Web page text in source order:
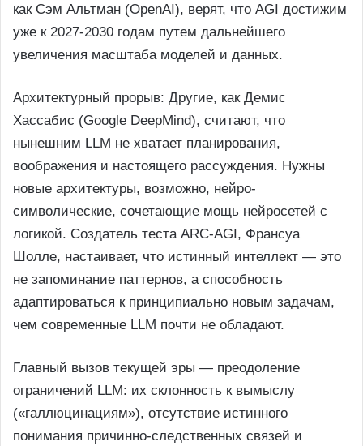
как Сэм Альтман (OpenAI), верят, что AGI достижим
уже к 2027-2030 годам путем дальнейшего
увеличения масштаба моделей и данных.
Архитектурный прорыв: Другие, как Демис
Хассабис (Google DeepMind), считают, что
нынешним LLM не хватает планирования,
воображения и настоящего рассуждения. Нужны
новые архитектуры, возможно, нейро-
символические, сочетающие мощь нейросетей с
логикой. Создатель теста ARC-AGI, Франсуа
Шолле, настаивает, что истинный интеллект — это
не запоминание паттернов, а способность
адаптироваться к принципиально новым задачам,
чем современные LLM почти не обладают.
Главный вызов текущей эры — преодоление
ограничений LLM: их склонность к вымыслу
(«галлюцинациям»), отсутствие истинного
понимания причинно-следственных связей и